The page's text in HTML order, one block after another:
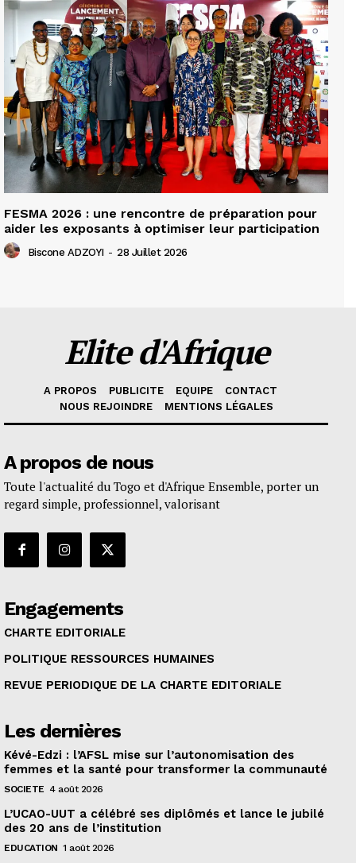
FESMA 2026 : une rencontre de préparation pour
aider les exposants à optimiser leur participation
Biscone ADZOYI - 28 Juillet 2026
Elite d'Afrique
A PROPOS PUBLICITE EQUIPE
CONTACT
NOUS REJOINDRE
MENTIONS LÉGALES
A propos de nous
Toute l'actualité du Togo et d'Afrique Ensemble, porter un
regard simple, professionnel, valorisant
Engagements
CHARTE EDITORIALE
POLITIQUE RESSOURCES HUMAINES
REVUE PERIODIQUE DE LA CHARTE EDITORIALE
Les dernières
Kévé-Edzi : l’AFSL mise sur l’autonomisation des
femmes et la santé pour transformer la communauté
SOCIETE 4 août 2026
L’UCAO-UUT a célébré ses diplômés et lance le jubilé
des 20 ans de l’institution
EDUCATION 1 août 2026